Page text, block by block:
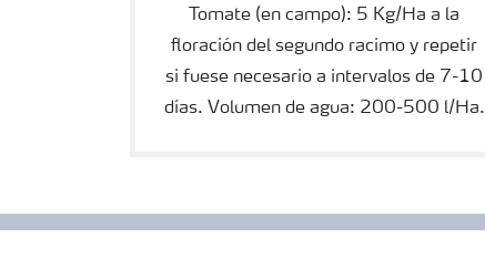
Tomate (en campo): 5 Kg/Ha a la
floración del segundo racimo y repetir
si fuese necesario a intervalos de 7-10
días. Volumen de agua: 200-500 l/Ha.